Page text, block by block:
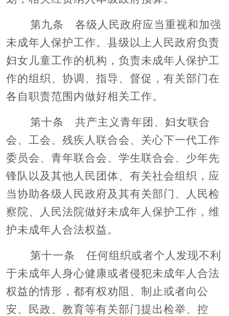
第九条 各级人民政府应当重视和加强
未成年人保护工作。县级以上人民政府负责
妇女儿童工作的机构，负责未成年人保护工
作的组织、协调、指导、督促，有关部门在
各自职责范围内做好相关工作。
第十条 共产主义青年团、妇女联合
会、工会、残疾人联合会、关心下一代工作
委员会、青年联合会、学生联合会、少年先
锋队以及其他人民团体、有关社会组织，应
当协助各级人民政府及其有关部门、人民检
察院、人民法院做好未成年人保护工作，维
护未成年人合法权益。
第十一条 任何组织或者个人发现不利
于未成年人身心健康或者侵犯未成年人合法
权益的情形，都有权劝阻、制止或者向公
安、民政、教育等有关部门提出检举、控